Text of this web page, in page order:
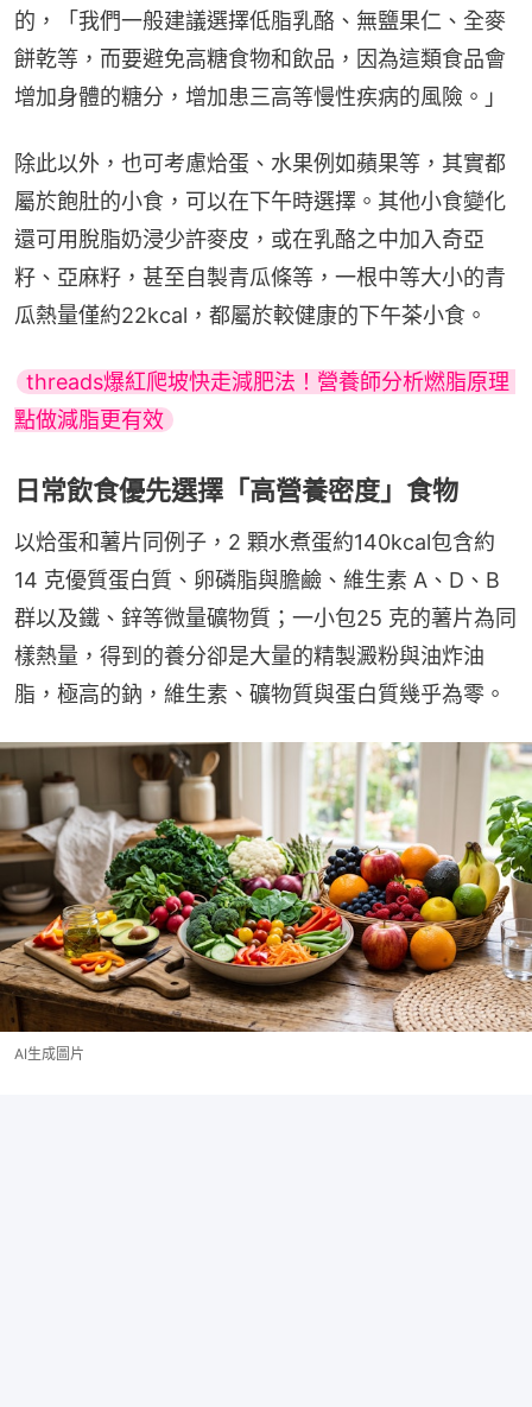
的，「我們一般建議選擇低脂乳酪、無鹽果仁、全麥
餅乾等，而要避免高糖食物和飲品，因為這類食品會
增加身體的糖分，增加患三高等慢性疾病的風險。」
除此以外，也可考慮烚蛋、水果例如蘋果等，其實都
屬於飽肚的小食，可以在下午時選擇。其他小食變化
還可用脫脂奶浸少許麥皮，或在乳酪之中加入奇亞
籽、亞麻籽，甚至自製青瓜條等，一根中等大小的青
瓜熱量僅約22kcal，都屬於較健康的下午茶小食。
threads爆紅爬坡快走減肥法！營養師分析燃脂原理
點做減脂更有效
日常飲食優先選擇「高營養密度」食物
以烚蛋和薯片同例子，2 顆水煮蛋約140kcal包含約
14 克優質蛋白質、卵磷脂與膽鹼、維生素 A、D、B
群以及鐵、鋅等微量礦物質；一小包25 克的薯片為同
樣熱量，得到的養分卻是大量的精製澱粉與油炸油
脂，極高的鈉，維生素、礦物質與蛋白質幾乎為零。
AI生成圖片